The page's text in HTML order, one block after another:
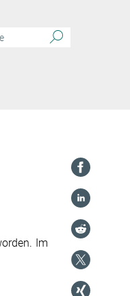
Im